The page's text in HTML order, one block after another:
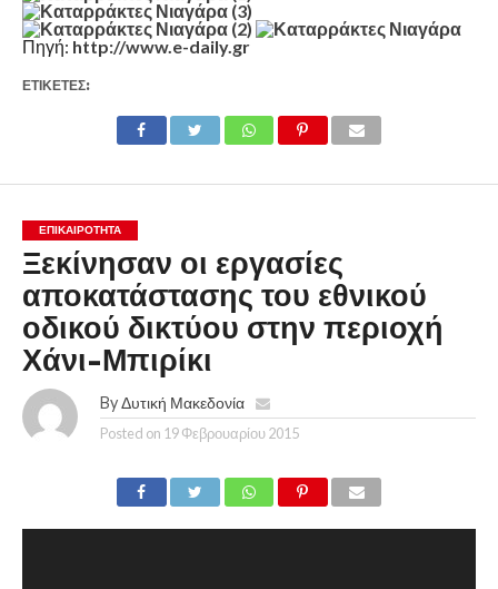
Πηγή: http://www.e-daily.gr
ΕΤΙΚΕΤΕΣ:
ΕΠΙΚΑΙΡΟΤΗΤΑ
Ξεκίνησαν οι εργασίες
αποκατάστασης του εθνικού
οδικού δικτύου στην περιοχή
Χάνι-Μπιρίκι
By Δυτική Μακεδονία
Posted on 19 Φεβρουαρίου 2015